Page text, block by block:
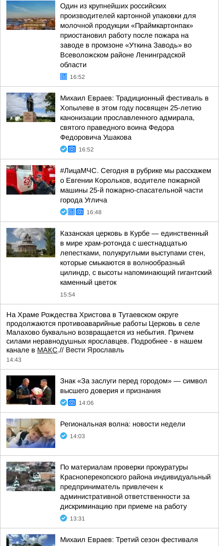
Один из крупнейших российских
производителей картонной упаковки для
молочной продукции «Праймкартонпак»
приостановил работу после пожара на
заводе в промзоне «Уткина Заводь» во
Всеволожском районе Ленинградской
области
16:52
Михаил Евраев: Традиционный фестиваль в
Хопылеве в этом году посвящен 25-летию
канонизации прославленного адмирала,
святого праведного воина Федора
Федоровича Ушакова
16:52
#ЛицаМЧС. Сегодня в рубрике мы расскажем
о Евгении Корольков, водителе пожарной
машины 25-й пожарно-спасательной части
города Углича
16:48
Казанская церковь в Курбе — единственный
в мире храм-ротонда с шестнадцатью
лепестками, полукруглыми выступами стен,
которые смыкаются в волнообразный
цилиндр, с высоты напоминающий гигантский
каменный цветок
15:54
На Храме Рождества Христова в Тутаевском округе
продолжаются противоаварийные работы Церковь в селе
Малахово буквально возвращается из небытия. Причем
силами неравнодушных ярославцев. Подробнее - в нашем
канале в МАКС.// Вести Ярославль
14:43
Знак «За заслуги перед городом» — символ
высшего доверия и признания
14:06
Региональная волна: новости недели
14:03
По материалам проверки прокуратуры
Красноперекопского района индивидуальный
предприниматель привлечен к
административной ответственности за
дискриминацию при приеме на работу
13:31
Михаил Евраев: Третий сезон фестиваля